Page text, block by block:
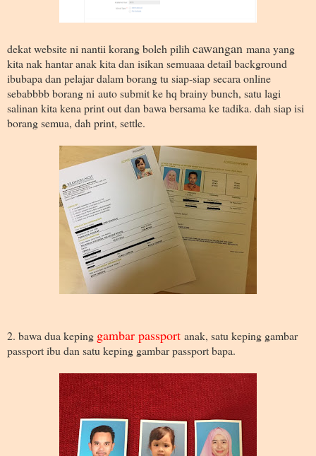
dekat website ni nantii korang boleh pilih cawangan mana yang
kita nak hantar anak kita dan isikan semuaaa detail background
ibubapa dan pelajar dalam borang tu siap-siap secara online
sebabbbb borang ni auto submit ke hq brainy bunch, satu lagi
salinan kita kena print out dan bawa bersama ke tadika. dah siap isi
borang semua, dah print, settle.
2. bawa dua keping gambar passport anak, satu keping gambar
passport ibu dan satu keping gambar passport bapa.